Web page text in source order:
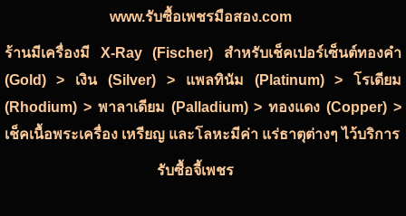
www.รับซื้อเพชรมือสอง.com
ร้านมีเครื่องมี X-Ray (Fischer) สำหรับเช็คเปอร์เซ็นต์ทองคำ
(Gold) > เงิน (Silver) > แพลทินัม (Platinum) > โรเดียม
(Rhodium) > พาลาเดียม (Palladium) > ทองแดง (Copper) >
เช็คเนื้อพระเครื่อง เหรียญ และโลหะมีค่า แร่ธาตุต่างๆ ไว้บริการ
รับซื้อจี้เพชร